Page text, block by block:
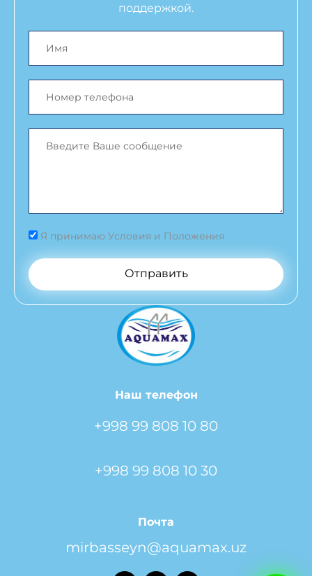
поддержкой.
Я принимаю Условия и Положения
Отправить
Наш телефон
+998 99 808 10 80
+998 99 808 10 30
Почта
mirbasseyn@aquamax.uz